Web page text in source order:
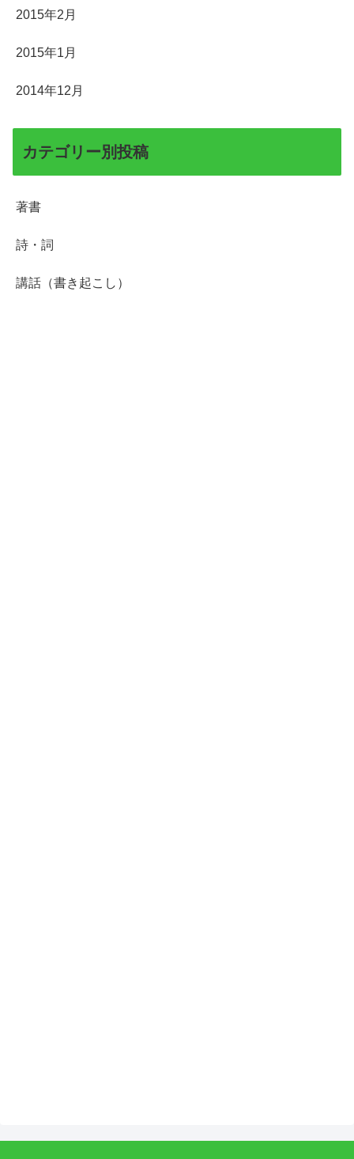
2015年2月
2015年1月
2014年12月
カテゴリー別投稿
著書
詩・詞
講話（書き起こし）